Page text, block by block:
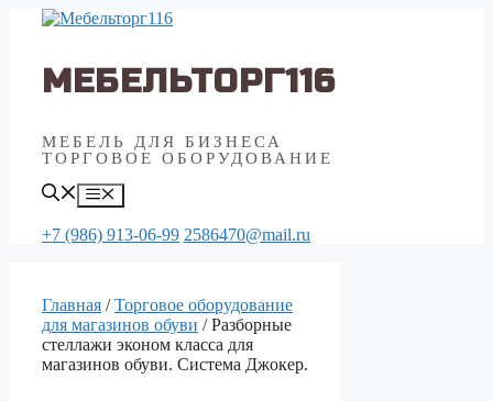
Перейти
МЕБЕЛЬТОРГ116
МЕБЕЛЬ ДЛЯ БИЗНЕСА
ТОРГОВОЕ ОБОРУДОВАНИЕ
Меню
+7 (986) 913-06-99 2586470@mail.ru
Главная /Торговое оборудование
для магазинов обуви / Разборные
стеллажи эконом класса для
магазинов обуви. Система Джокер.